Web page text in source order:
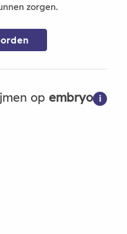
zorgen.
op embryo i